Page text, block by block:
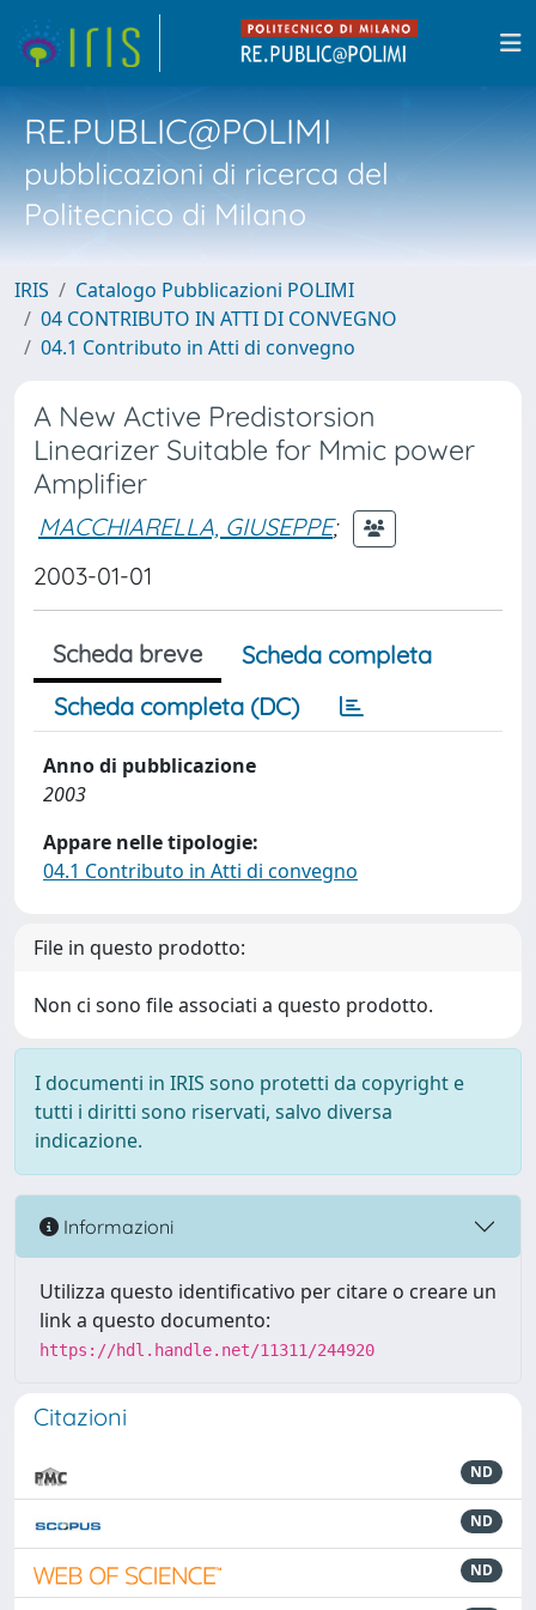
RE.PUBLIC@POLIMI
pubblicazioni di ricerca del
Politecnico di Milano
IRIS
Catalogo Pubblicazioni POLIMI
04 CONTRIBUTO IN ATTI DI CONVEGNO
04.1 Contributo in Atti di convegno
A New Active Predistorsion
Linearizer Suitable for Mmic power
Amplifier
MACCHIARELLA, GIUSEPPE;
2003-01-01
Scheda breve
Scheda completa
Scheda completa (DC)
Anno di pubblicazione
2003
Appare nelle tipologie:
04.1 Contributo in Atti di convegno
File in questo prodotto:
Non ci sono file associati a questo prodotto.
I documenti in IRIS sono protetti da copyright e
tutti i diritti sono riservati, salvo diversa
indicazione.
Informazioni
Utilizza questo identificativo per citare o creare un
link a questo documento:
https://hdl.handle.net/11311/244920
Citazioni
ND
ND
ND